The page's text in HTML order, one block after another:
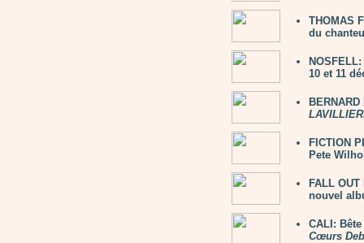
THOMAS
du
10 et 11
FICTION
Pete
FALL
nouvel
CALI:
Cœurs